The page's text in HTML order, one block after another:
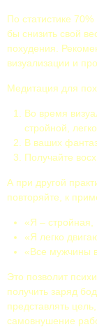
По статистике
бы снизить свой
похудения.
визуализации и
Медитация для
Во время
стройной,
В ваших
Получайте
А при другой
повторяйте, к
«Я – стройная,
«Я легко
«Все мужчины
Это позволит
получить заряд
представлять
самовнушение